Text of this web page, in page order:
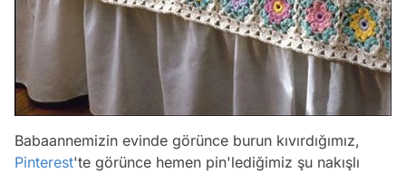
Babaannemizin evinde görünce burun kıvırdığımız,
Pinterest'te görünce hemen pin'lediğimiz şu nakışlı